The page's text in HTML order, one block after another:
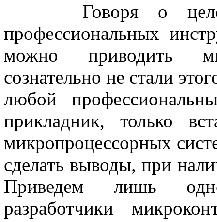
Говоря о
профессиональных
можно приводить
сознательно не стали
любой
прикладник, только
микропроцессорных
сделать выводы, при
Приведем лишь
разработчики